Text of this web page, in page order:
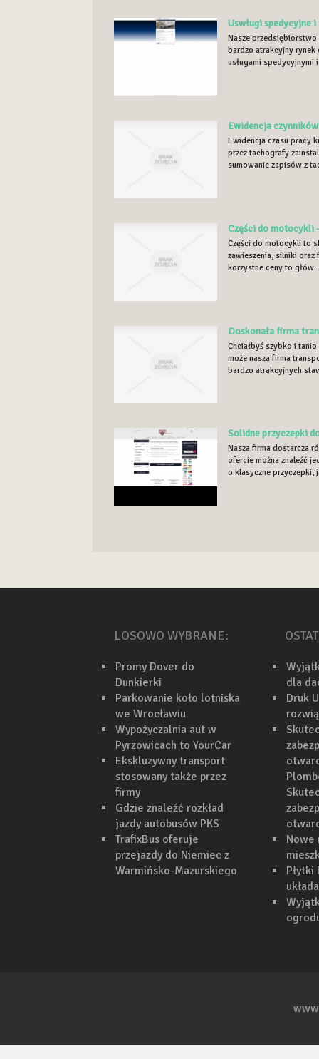
Uswługi spedycyjne
Nasze
bardzo atrakcyjny rynek
usługami spedycyjnymi
Ewidencja
Ewidencja czasu pracy
przez tachografy
sumowanie zapisów z
Części do motocykli
Części do motocykli to
zawieszenia, silniki
korzystne ceny to
Doskonała firma
Chciałbyś szybko i
może nasza firma
bardzo atrakcyjnych
Solidne przyczepki
Nasza firma dostarcza
ofercie można znaleźć
o klasyczne przyczepki,
LOSOWO WYBRANE:
Promy Dover do
Dunkierki
Parkowanie koło lotniska
we Wrocławiu
Wypożyczalnia aut w
Pyrzowicach to YourCar
Ekskluzywny transport
stosowany także przez
firmy
Gdzie znaleźć rozkład
jazdy autobusów PKS
TrafixBus oferuje
przejazdy do Niemiec z
Warmińsko-Mazurskiego
dla
Druk
Nowe